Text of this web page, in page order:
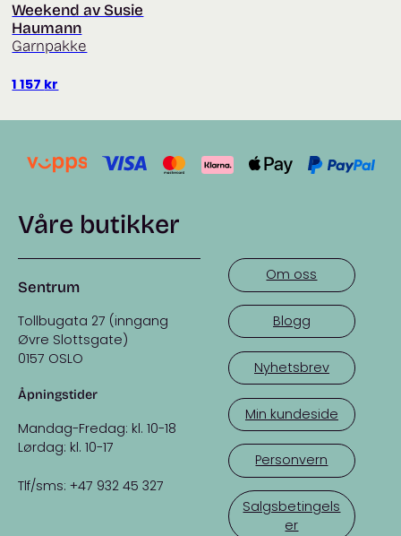
Weekend av Susie
Haumann
Garnpakke
1 157 kr
Våre butikker
Sentrum
Tollbugata 27 (inngang
Øvre Slottsgate)
0157 OSLO
Åpningstider
Mandag-Fredag: kl. 10-18
Lørdag: kl. 10-17
Tlf/sms: +47 932 45 327
Om oss
Blogg
Nyhetsbrev
Min kundeside
Personvern
Salgsbetingels
er